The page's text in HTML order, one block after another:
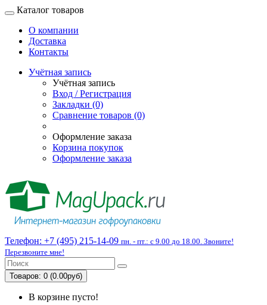
Каталог товаров
О компании
Доставка
Контакты
Учётная запись
Учётная запись
Вход / Регистрация
Закладки (0)
Сравнение товаров (0)
Оформление заказа
Корзина покупок
Оформление заказа
Телефон: +7 (495) 215-14-09 пн. - пт.: с 9.00 до 18.00. Звоните!
Перезвоните мне!
Товаров: 0 (0.00руб)
В корзине пусто!